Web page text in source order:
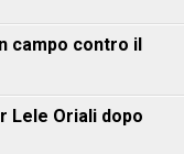
campo contro il
Lele Oriali dopo